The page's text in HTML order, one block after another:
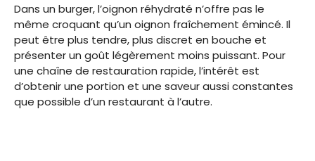
Dans un burger, l’oignon réhydraté n’offre pas le
même croquant qu’un oignon fraîchement émincé. Il
peut être plus tendre, plus discret en bouche et
présenter un goût légèrement moins puissant. Pour
une chaîne de restauration rapide, l’intérêt est
d’obtenir une portion et une saveur aussi constantes
que possible d’un restaurant à l’autre.